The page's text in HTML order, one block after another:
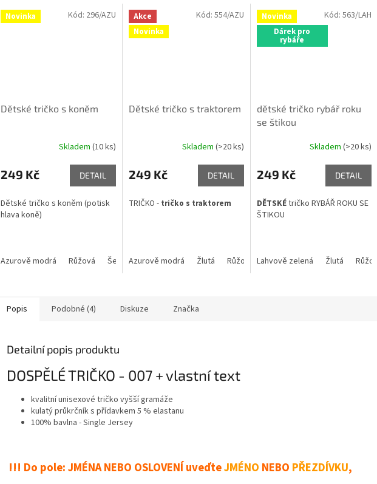
Novinka
Dětské tričko s koněm
produktu
je
z
5
Skladem (10 ks)
249 Kč DETAIL
Dětské tričko s koněm (potisk
hlava koně)
Azurově modrá Růžová Šedý melír Limetkově zelená Malinová
Kód: 296/AZU
Akce
Novinka
Dětské tričko s traktorem
produktu
je
z
Skladem (>20 ks)
249 Kč DETAIL
TRIČKO - tričko s traktorem
Azurově modrá Žlutá Růžová Šedý melír Limetkově zelená
Kód: 554/AZU
Novinka
Dárek pro
rybáře
dětské tričko rybář roku
se štikou
Skladem(>20 ks)
249 Kč DETAIL
DĚTSKÉtričko RYBÁŘ ROKU SE
ŠTIKOU
Lahvově zelená Žlutá Růžová
Kód:563/LAH
Popis Podobné (4) Diskuze Značka
Detailní popis produktu
DOSPĚLÉ TRIČKO - 007 + vlastní text
kvalitní unisexové tričko vyšší gramáže
kulatý průkrčník s přídavkem 5 % elastanu
100% bavlna - Single Jersey
!!! Do pole: JMÉNA NEBO OSLOVENÍ uveďteJMÉNO NEBO PŘEZDÍVKU,